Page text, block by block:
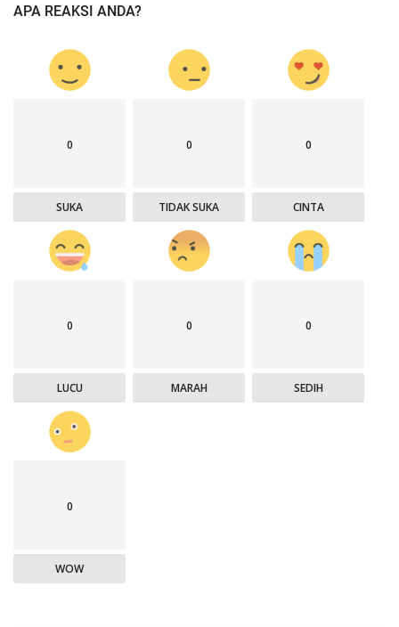
APA REAKSI ANDA?
0
SUKA
0
TIDAK SUKA
0
CINTA
0
LUCU
0
MARAH
0
SEDIH
0
WOW